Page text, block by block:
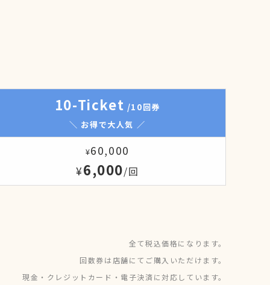
10-Ticket /10回券
＼ お得で大人気 ／
¥60,000
¥6,000/回
全て税込価格になります。
回数券は店舗にてご購入いただけます。
現金・クレジットカード・電子決済に対応しています。